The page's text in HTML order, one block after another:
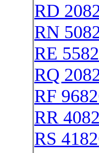
RD
RN
RE
RQ
RF
RR
RS